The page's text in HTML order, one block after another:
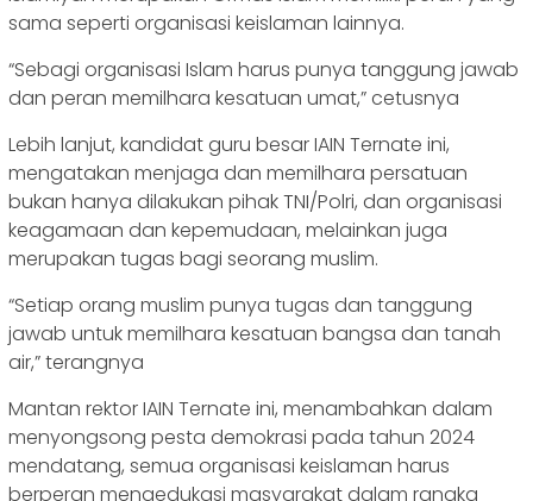
sama seperti organisasi keislaman lainnya.
“Sebagi organisasi Islam harus punya tanggung jawab
dan peran memilhara kesatuan umat,” cetusnya
Lebih lanjut, kandidat guru besar IAIN Ternate ini,
mengatakan menjaga dan memilhara persatuan
bukan hanya dilakukan pihak TNI/Polri, dan organisasi
keagamaan dan kepemudaan, melainkan juga
merupakan tugas bagi seorang muslim.
“Setiap orang muslim punya tugas dan tanggung
jawab untuk memilhara kesatuan bangsa dan tanah
air,” terangnya
Mantan rektor IAIN Ternate ini, menambahkan dalam
menyongsong pesta demokrasi pada tahun 2024
mendatang, semua organisasi keislaman harus
berperan mengedukasi masyarakat dalam rangka